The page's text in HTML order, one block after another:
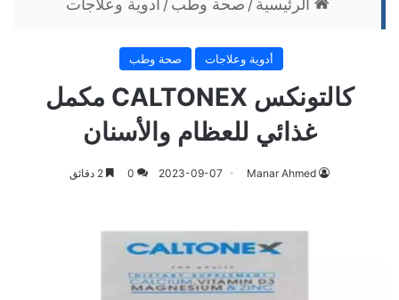
الرئيسية / صحة وطب / أدوية وعلاجات
أدوية وعلاجات صحة وطب
كالتونكس CALTONEX مكمل
غذائي للعظام والأسنان
Manar Ahmed
2023-09-07
0